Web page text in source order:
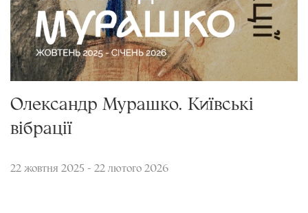
Олександр Мурашко. Київські
вібрації
22 жовтня 2025 - 22 лютого 2026